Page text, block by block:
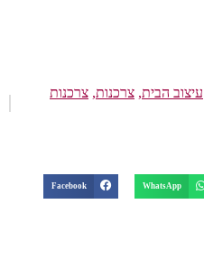
עיצוב הבית, צרכנות, צרכנות
WhatsApp
Facebook